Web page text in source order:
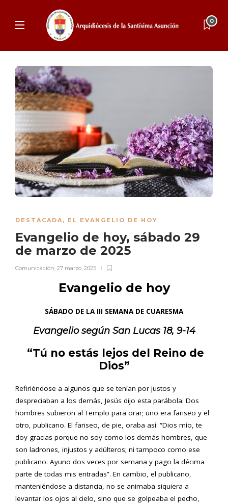
0
DESTACADA, EL EVANGELIO DE HOY
Evangelio de hoy, sábado 29
de marzo de 2025
Comunicación, 27 marzo, 2025
Evangelio de hoy
SÁBADO DE LA III SEMANA DE CUARESMA
Evangelio según San Lucas 18, 9-14
“Tú no estás lejos del Reino de
Dios”
Refiriéndose a algunos que se tenían por justos y
despreciaban a los demás, Jesús dijo esta parábola: Dos
hombres subieron al Templo para orar; uno era fariseo y el
otro, publicano. El fariseo, de pie, oraba así: “Dios mío, te
doy gracias porque no soy como los demás hombres, que
son ladrones, injustos y adúlteros; ni tampoco como ese
publicano. Ayuno dos veces por semana y pago la décima
parte de todas mis entradas”. En cambio, el publicano,
manteniéndose a distancia, no se animaba siquiera a
levantar los ojos al cielo, sino que se golpeaba el pecho,